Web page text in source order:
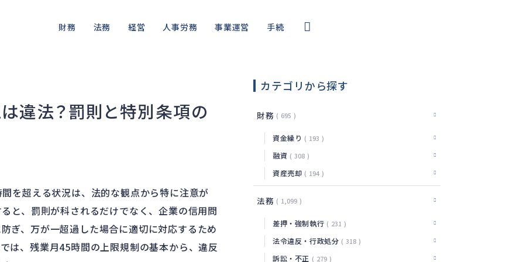
財務
資産売却
法務
訴訟・不正
経営 人事労務
労災・ハラスメント
事業運営
情報漏洩・サイバー
手続
債権者対応
違法？罰則と特別条項の
を超える状況は、法的な観点から特に注意が
と、罰則が科されるだけでなく、企業の信用問
ぎ、万が一超過した場合に適切に対応するため
は、残業月45時間の上限規制の基本から、違反
カテゴリから探す
財務 695
資金繰り 193
融資 308
資産売却 194
法務 1,099
差押・強制執行 231
法令違反・行政処分 318
訴訟・不正 279